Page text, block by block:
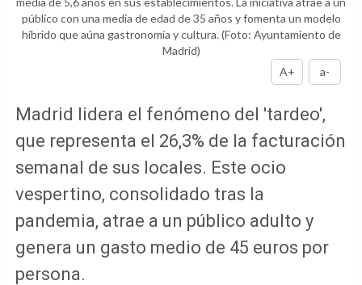
público con una media de edad de 35 años y fomenta un modelo
híbrido que aúna gastronomía y cultura.(Foto: Ayuntamiento de
Madrid)
A+
a-
Madrid lidera el fenómeno del 'tardeo',
que representa el 26,3% de la facturación
semanal de sus locales. Este ocio
vespertino, consolidado tras la
pandemia, atrae a un público adulto y
genera un gasto medio de 45 euros por
persona.